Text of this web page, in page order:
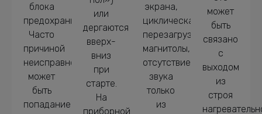
блока
предохранителей.
Часто
причиной
неисправности
может
быть
попадание
или
дергаются
вверх-
вниз
при
старте.
На
приборной
экрана,
циклическая
перезагрузка
магнитолы,
отсутствие
звука
только
из
может
быть
связано
с
выходом
из
строя